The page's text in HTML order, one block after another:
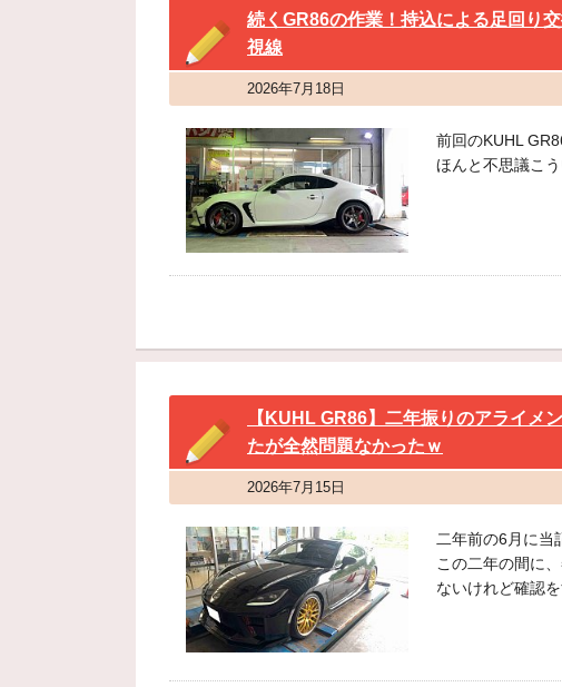
続くGR86の作業！持込による足回り
視線
2026年7月18日
前回のKUHL
ほんと不思議こ
【KUHL GR86】二年振りのアライメ
たが全然問題なかったｗ
2026年7月15日
二年前の6月に当
この二年の間に
ないけれど確認